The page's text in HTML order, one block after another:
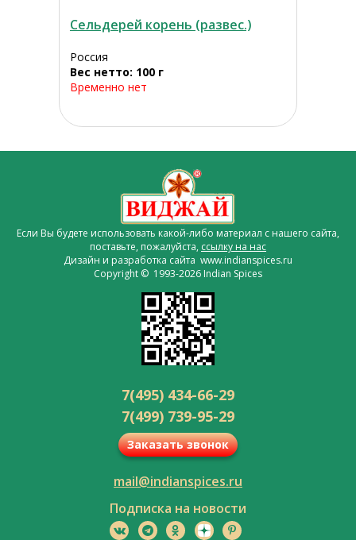
Сельдерей корень (развес.)
Россия
Вес нетто: 100 г
Временно нет
Если Вы будете использовать какой-либо материал с нашего сайта,
поставьте, пожалуйста, ссылку на нас
Дизайн и разработка сайта www.indianspices.ru
Copyright © 1993-2026 Indian Spices
7(495) 434-66-29
7(499) 739-95-29
Заказать звонок
mail@indianspices.ru
Подписка на новости